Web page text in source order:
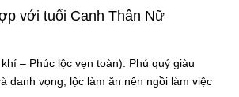
với tuổi Canh Thân Nữ
– Phúc lộc vẹn toàn): Phú quý giàu
danh vọng, lộc làm ăn nên ngồi làm việc